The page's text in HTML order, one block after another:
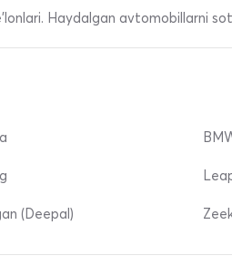
Haydalgan avtomobillarni
(Deepal)